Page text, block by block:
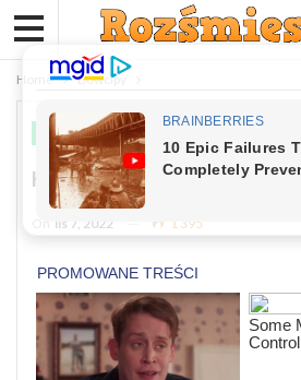
Home Dowcipy
DOWCIPY
Kawał: Mąż I Żona Chcą
lis 7, 2022 1 395